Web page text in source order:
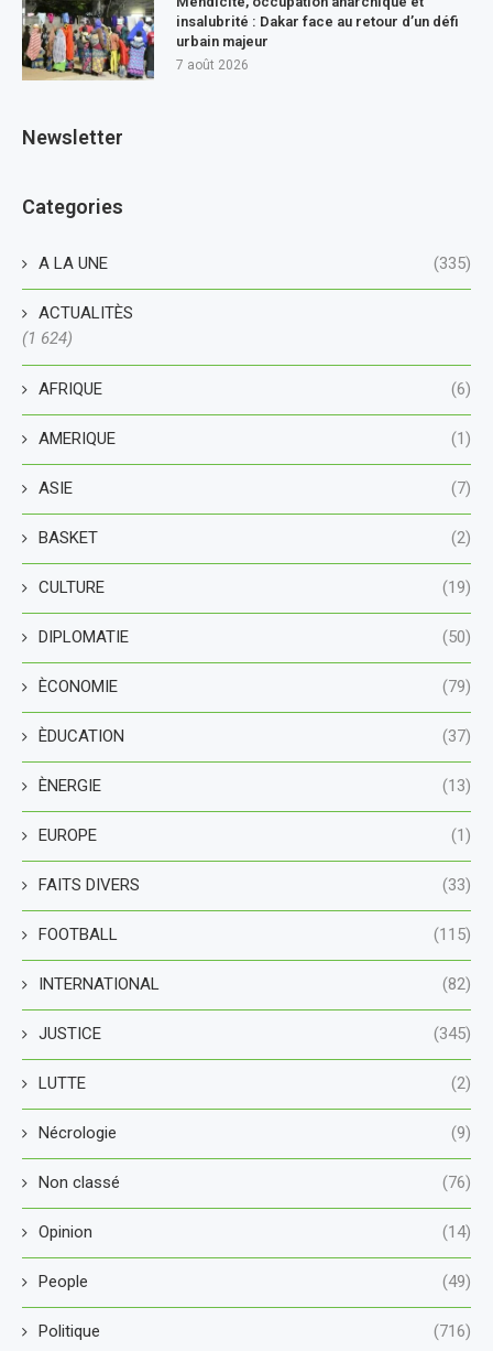
insalubrité : Dakar face au retour d’un défi
urbain majeur
7 août 2026
Newsletter
Categories
A LA UNE (335)
ACTUALITÈS
(1 624)
AFRIQUE (6)
AMERIQUE (1)
ASIE (7)
BASKET (2)
CULTURE (19)
DIPLOMATIE (50)
ÈCONOMIE (79)
ÈDUCATION (37)
ÈNERGIE (13)
EUROPE (1)
FAITS DIVERS (33)
FOOTBALL (115)
INTERNATIONAL (82)
JUSTICE (345)
LUTTE (2)
Nécrologie (9)
Non classé (76)
Opinion (14)
People (49)
Politique (716)